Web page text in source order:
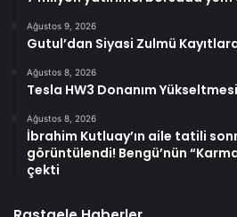
Ağustos 9, 2026
Gutul’dan Siyasi Zulmü
Ağustos 8, 2026
Tesla HW3 Donanım
Ağustos 8, 2026
İbrahim Kutluay’ın aile tatili
görüntülendi! Bengü’nün
çekti